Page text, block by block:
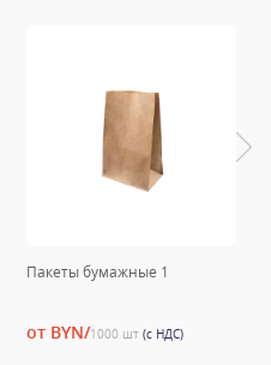
Пакеты бумажные 1
от BYN/1000 шт (с НДС)